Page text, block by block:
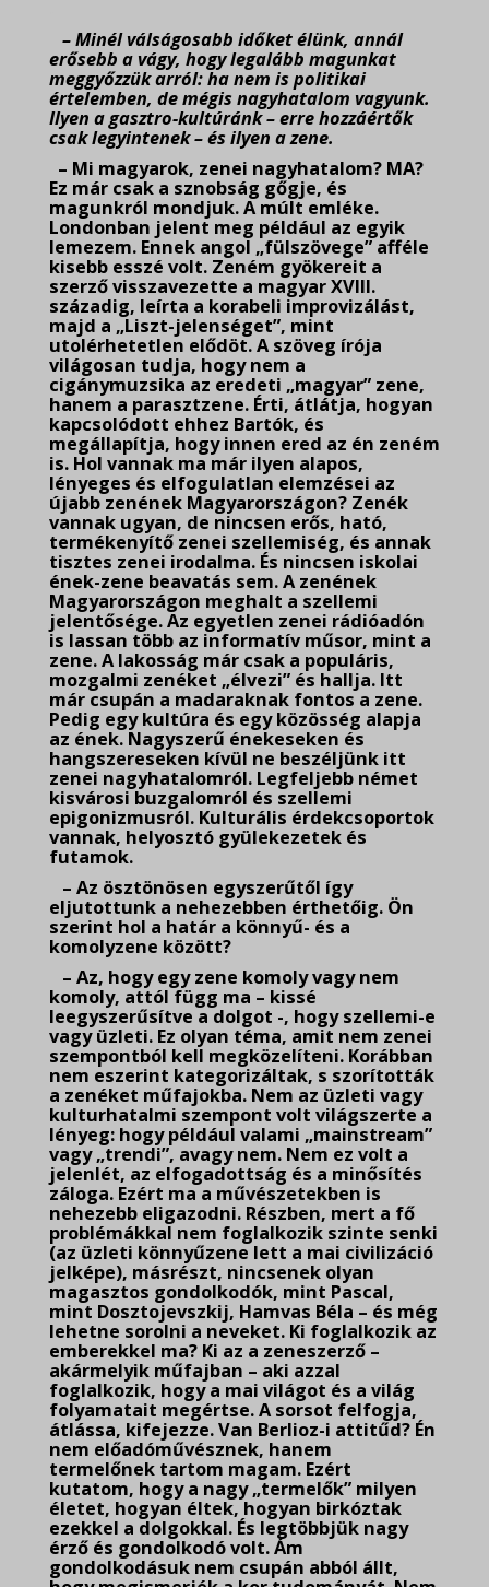
– Minél válságosabb időket élünk, annál
erősebb a vágy, hogy legalább magunkat
meggyőzzük arról: ha nem is politikai
értelemben, de mégis nagyhatalom vagyunk.
Ilyen a gasztro-kultúránk – erre hozzáértők
csak legyintenek – és ilyen a zene.
– Mi magyarok, zenei nagyhatalom? MA?
Ez már csak a sznobság gőgje, és
magunkról mondjuk. A múlt emléke.
Londonban jelent meg például az egyik
lemezem. Ennek angol „fülszövege” afféle
kisebb esszé volt. Zeném gyökereit a
szerző visszavezette a magyar XVIII.
századig, leírta a korabeli improvizálást,
majd a „Liszt-jelenséget”, mint
utolérhetetlen elődöt. A szöveg írója
világosan tudja, hogy nem a
cigánymuzsika az eredeti „magyar” zene,
hanem a parasztzene. Érti, átlátja, hogyan
kapcsolódott ehhez Bartók, és
megállapítja, hogy innen ered az én zeném
is. Hol vannak ma már ilyen alapos,
lényeges és elfogulatlan elemzései az
újabb zenének Magyarországon? Zenék
vannak ugyan, de nincsen erős, ható,
termékenyítő zenei szellemiség, és annak
tisztes zenei irodalma. És nincsen iskolai
ének-zene beavatás sem. A zenének
Magyarországon meghalt a szellemi
jelentősége. Az egyetlen zenei rádióadón
is lassan több az informatív műsor, mint a
zene. A lakosság már csak a populáris,
mozgalmi zenéket „élvezi” és hallja. Itt
már csupán a madaraknak fontos a zene.
Pedig egy kultúra és egy közösség alapja
az ének. Nagyszerű énekeseken és
hangszereseken kívül ne beszéljünk itt
zenei nagyhatalomról. Legfeljebb német
kisvárosi buzgalomról és szellemi
epigonizmusról. Kulturális érdekcsoportok
vannak, helyosztó gyülekezetek és
futamok.
– Az ösztönösen egyszerűtől így
eljutottunk a nehezebben érthetőig. Ön
szerint hol a határ a könnyű- és a
komolyzene között?
– Az, hogy egy zene komoly vagy nem
komoly, attól függ ma – kissé
leegyszerűsítve a dolgot -, hogy szellemi-e
vagy üzleti. Ez olyan téma, amit nem zenei
szempontból kell megközelíteni. Korábban
nem eszerint kategorizáltak, s szorították
a zenéket műfajokba. Nem az üzleti vagy
kulturhatalmi szempont volt világszerte a
lényeg: hogy például valami „mainstream”
vagy „trendi”, avagy nem. Nem ez volt a
jelenlét, az elfogadottság és a minősítés
záloga. Ezért ma a művészetekben is
nehezebb eligazodni. Részben, mert a fő
problémákkal nem foglalkozik szinte senki
(az üzleti könnyűzene lett a mai civilizáció
jelképe), másrészt, nincsenek olyan
magasztos gondolkodók, mint Pascal,
mint Dosztojevszkij, Hamvas Béla – és még
lehetne sorolni a neveket. Ki foglalkozik az
emberekkel ma? Ki az a zeneszerző –
akármelyik műfajban – aki azzal
foglalkozik, hogy a mai világot és a világ
folyamatait megértse. A sorsot felfogja,
átlássa, kifejezze. Van Berlioz-i attitűd? Én
nem előadóművésznek, hanem
termelőnek tartom magam. Ezért
kutatom, hogy a nagy „termelők” milyen
életet, hogyan éltek, hogyan birkóztak
ezekkel a dolgokkal. És legtöbbjük nagy
érző és gondolkodó volt. Ám
gondolkodásuk nem csupán abból állt,